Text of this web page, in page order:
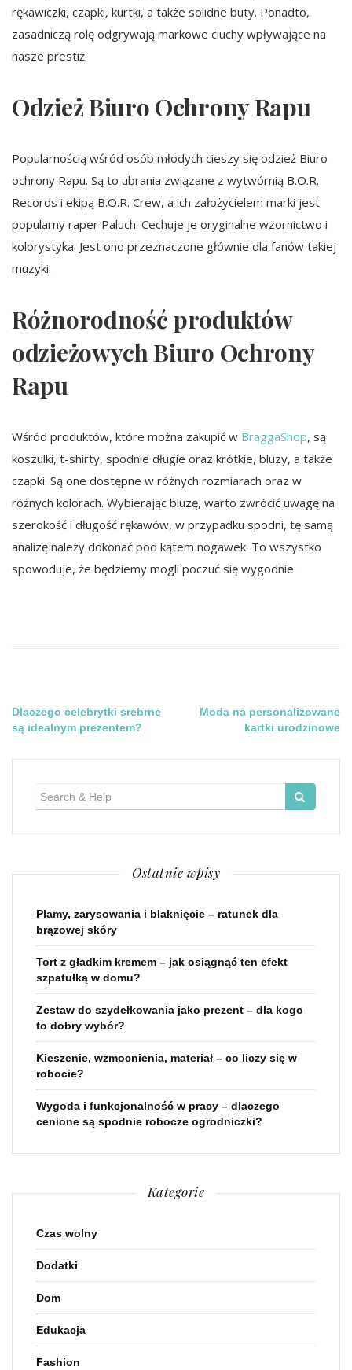
rękawiczki, czapki, kurtki, a także solidne buty. Ponadto,
zasadniczą rolę odgrywają markowe ciuchy wpływające na
nasze prestiż.
Odzież Biuro Ochrony Rapu
Popularnością wśród osób młodych cieszy się odzież Biuro
ochrony Rapu. Są to ubrania związane z wytwórnią B.O.R.
Records i ekipą B.O.R. Crew, a ich założycielem marki jest
popularny raper Paluch. Cechuje je oryginalne wzornictwo i
kolorystyka. Jest ono przeznaczone głównie dla fanów takiej
muzyki.
Różnorodność produktów
odzieżowych Biuro Ochrony
Rapu
Wśród produktów, które można zakupić w BraggaShop, są
koszulki, t-shirty, spodnie długie oraz krótkie, bluzy, a także
czapki. Są one dostępne w różnych rozmiarach oraz w
różnych kolorach. Wybierając bluzę, warto zwrócić uwagę na
szerokość i długość rękawów, w przypadku spodni, tę samą
analizę należy dokonać pod kątem nogawek. To wszystko
spowoduje, że będziemy mogli poczuć się wygodnie.
Nawigacja
wpisu
Dlaczego celebrytki srebrne
są idealnym prezentem?
Moda na personalizowane
kartki urodzinowe
for:
Ostatnie wpisy
Plamy, zarysowania i blaknięcie – ratunek dla
brązowej skóry
Tort z gładkim kremem – jak osiągnąć ten efekt
szpatułką w domu?
Zestaw do szydełkowania jako prezent – dla kogo
to dobry wybór?
Kieszenie, wzmocnienia, materiał – co liczy się w
robocie?
Wygoda i funkcjonalność w pracy – dlaczego
cenione są spodnie robocze ogrodniczki?
Kategorie
Czas wolny
Dodatki
Dom
Edukacja
Fashion